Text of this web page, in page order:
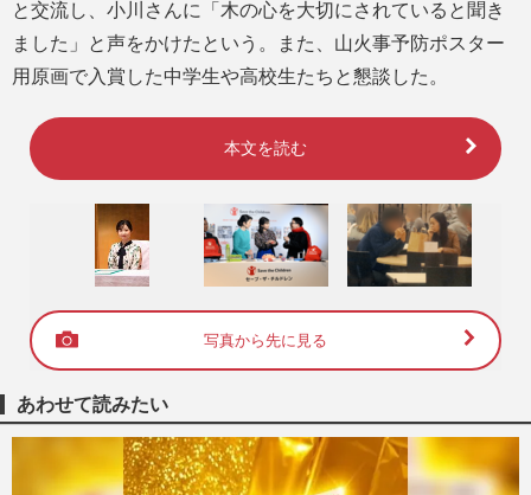
と交流し、小川さんに「木の心を大切にされていると聞き
ました」と声をかけたという。また、山火事予防ポスター
用原画で入賞した中学生や高校生たちと懇談した。
本文を読む
写真から先に見る
あわせて読みたい